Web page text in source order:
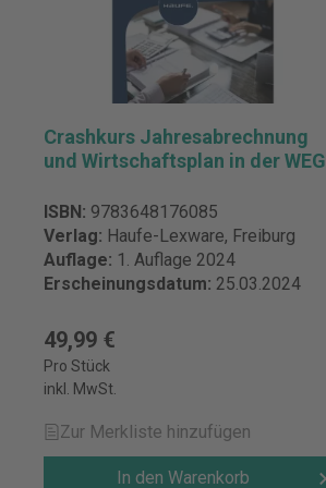
Crashkurs Jahresabrechnung
und Wirtschaftsplan in der WEG
ISBN: 9783648176085
Verlag: Haufe-Lexware, Freiburg
Auflage: 1. Auflage 2024
Erscheinungsdatum: 25.03.2024
49,99 €
Pro Stück
inkl. MwSt.
Zur Merkliste hinzufügen
In den Warenkorb